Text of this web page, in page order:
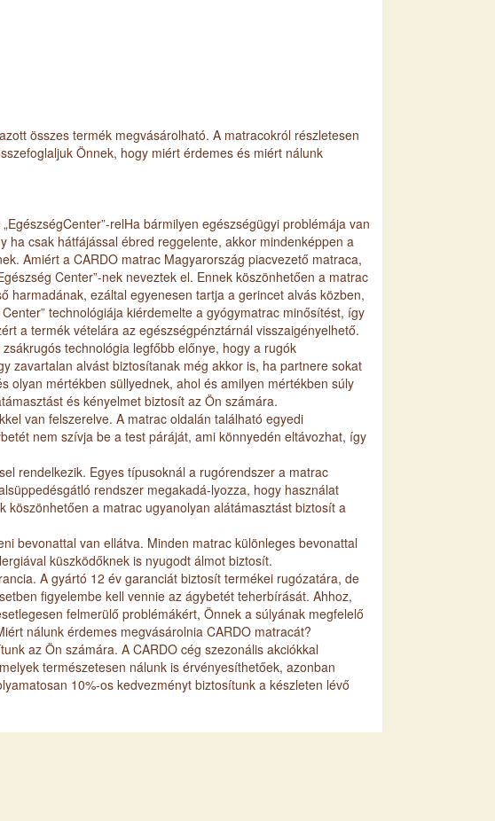
összes termék megvásárolható. A matracokról részletesen
Önnek, hogy miért érdemes és miért nálunk
relHa bármilyen egészségügyi problémája van
ha csak hátfájással ébred reggelente, akkor mindenképpen a
Amiért a CARDO matrac Magyarország piacvezető matraca,
Center”-nek neveztek el. Ennek köszönhetően a matrac
harmadának, ezáltal egyenesen tartja a gerincet alvás közben,
technológiája kiérdemelte a gyógymatrac minősítést, így
a termék vételára az egészségpénztárnál visszaigényelhető.
technológia legfőbb előnye, hogy a rugók
zavartalan alvást biztosítanak még akkor is, ha partnere sokat
olyan mértékben süllyednek, ahol és amilyen mértékben súly
és kényelmet biztosít az Ön számára.
van felszerelve. A matrac oldalán található egyedi
nem szívja be a test páráját, ami könnyedén eltávozhat, így
rendelkezik. Egyes típusoknál a rugórendszer a matrac
rendszer megakadá-lyozza, hogy használat
köszönhetően a matrac ugyanolyan alátámasztást biztosít a
bevonattal van ellátva. Minden matrac különleges bevonattal
küszködőknek is nyugodt álmot biztosít.
A gyártó 12 év garanciát biztosít termékei rugózatára, de
figyelembe kell vennie az ágybetét teherbírását. Ahhoz,
felmerülő problémákért, Önnek a súlyának megfelelő
nálunk érdemes megvásárolnia CARDO matracát?
az Ön számára. A CARDO cég szezonális akciókkal
természetesen nálunk is érvényesíthetőek, azonban
10%-os kedvezményt biztosítunk a készleten lévő